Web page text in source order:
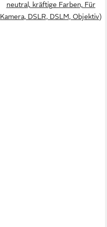
neutral, kräftige Farben, Für
Kamera, DSLR, DSLM, Objektiv)